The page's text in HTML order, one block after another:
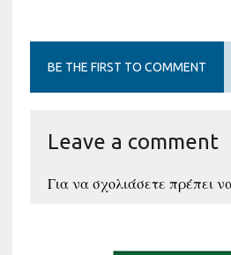
BE THE FIRST TO COMMENT
Leave a comment
Για να σχολιάσετε πρέπει